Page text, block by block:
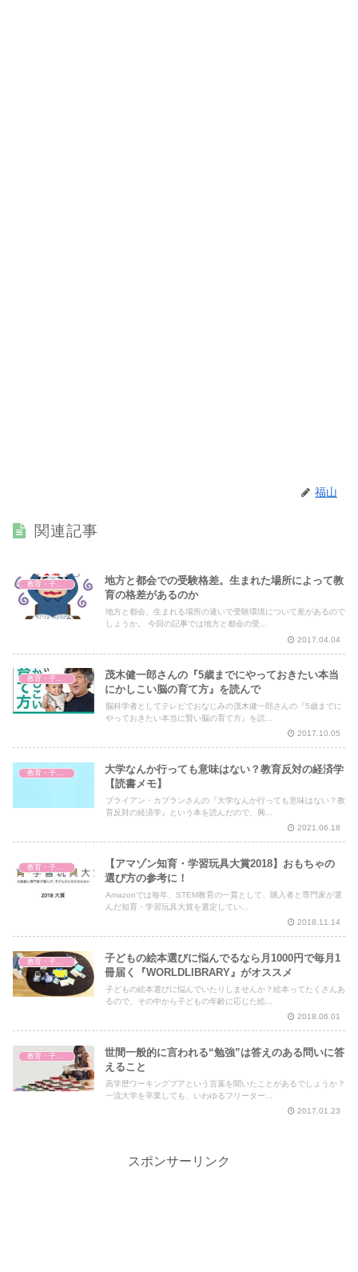
福山
関連記事
教育・子育て
地方と都会での受験格差。生まれた場所によって教
育の格差があるのか
地方と都会、生まれる場所の違いで受験環境について差があるので
しょうか。 今回の記事では地方と都会の受...
2017.04.04
教育・子育て
茂木健一郎さんの『5歳までにやっておきたい本当
にかしこい脳の育て方』を読んで
脳科学者としてテレビでおなじみの茂木健一郎さんの『5歳までに
やっておきたい本当に賢い脳の育て方』を読...
2017.10.05
教育・子育て
大学なんか行っても意味はない？教育反対の経済学
【読書メモ】
ブライアン・カプランさんの『大学なんか行っても意味はない？教
育反対の経済学』という本を読んだので、興...
2021.06.18
教育・子育て
【アマゾン知育・学習玩具大賞2018】おもちゃの
選び方の参考に！
Amazonでは毎年、STEM教育の一貫として、購入者と専門家が選
んだ知育・学習玩具大賞を選定してい...
2018.11.14
教育・子育て
子どもの絵本選びに悩んでるなら月1000円で毎月1
冊届く『WORLDLIBRARY』がオススメ
子どもの絵本選びに悩んでいたりしませんか？絵本ってたくさんあ
るので、その中から子どもの年齢に応じた絵...
2018.06.01
教育・子育て
世間一般的に言われる“勉強”は答えのある問いに答
えること
高学歴ワーキングプアという言葉を聞いたことがあるでしょうか？
一流大学を卒業しても、いわゆるフリーター...
2017.01.23
スポンサーリンク